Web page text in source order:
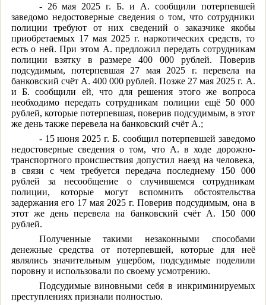
- 26 мая 2025 г. Б. и А. сообщили потерпевшей
заведомо недостоверные сведения о том, что сотрудники
полиции требуют от них сведений о заказчике якобы
приобретаемых 17 мая 2025 г. наркотических средств, то
есть о ней. При этом А. предложил передать сотрудникам
полиции взятку в размере 400 000 рублей. Поверив
подсудимым, потерпевшая 27 мая 2025 г. перевела на
банковский счёт А. 400 000 рублей. Позже 27 мая 2025 г. А.
и Б. сообщили ей, что для решения этого же вопроса
необходимо передать сотрудникам полиции ещё 50 000
рублей, которые потерпевшая, поверив подсудимым, в этот
же день также перевела на банковский счёт А.;
- 15 июня 2025 г. Б. сообщил потерпевшей заведомо
недостоверные сведения о том, что А. в ходе дорожно-
транспортного происшествия допустил наезд на человека,
в связи с чем требуется передача последнему 150 000
рублей за несообщение о случившемся сотрудникам
полиции, которые могут вспомнить обстоятельства
задержания его 17 мая 2025 г. Поверив подсудимым, она в
этот же день перевела на банковский счёт А. 150 000
рублей.
Полученные такими незаконными способами
денежные средства от потерпевшей, которые для неё
являлись значительным ущербом, подсудимые поделили
поровну и использовали по своему усмотрению.
Подсудимые виновными себя в инкриминируемых
преступлениях признали полностью.